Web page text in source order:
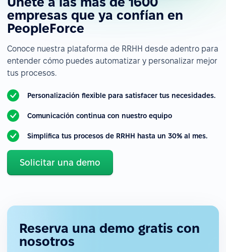
empresas que ya confían en
PeopleForce
Conoce nuestra plataforma de RRHH desde adentro para
entender cómo puedes automatizar y personalizar mejor
tus procesos.
Personalización flexible para satisfacer tus necesidades.
Comunicación continua con nuestro equipo
Simplifica tus procesos de RRHH hasta un 30% al mes.
Solicitar una demo
Reserva una demo gratis con
nosotros